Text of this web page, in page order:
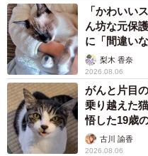
「かわいい
ん坊な元保
に「間違い
梨木 香奈
2026.08.06
がんと片目
乗り越えた
悟した19歳
古川 諭香
2026.08.06